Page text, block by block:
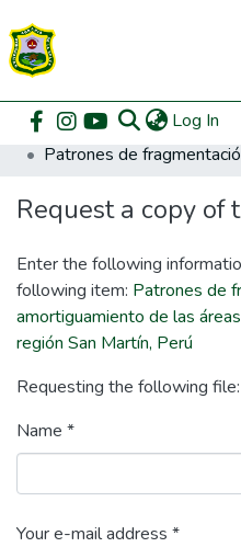
Log In
Communities & Collections
All of DSpace
DSpace Statistics
Home Posgrado
Request a copy of
Enter the following
following item: Patrones de
amortiguamiento de las
región San Martín, Perú
Requesting the following
Name *
Your e-mail address *